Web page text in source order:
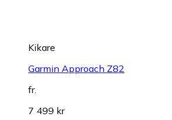
Kikare
Garmin Approach Z82
fr.
7 499 kr